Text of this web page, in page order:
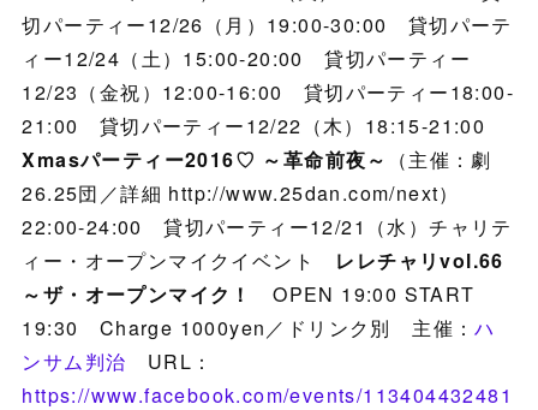
切パーティー12/26（月）19:00-30:00 貸切パーテ
ィー12/24（土）15:00-20:00 貸切パーティー
12/23（金祝）12:00-16:00 貸切パーティー18:00-
21:00 貸切パーティー12/22（木）18:15-21:00
Xmasパーティー2016♡ ～革命前夜～
（主催：劇
26.25団／詳細 http://www.25dan.com/next）
22:00-24:00 貸切パーティー12/21（水）チャリテ
ィー・オープンマイクイベント レレチャリvol.66
～ザ・オープンマイク！
OPEN 19:00 START
19:30 Charge 1000yen／ドリンク別 主催：ハ
ンサム判治 URL：
https://www.facebook.com/events/113404432481